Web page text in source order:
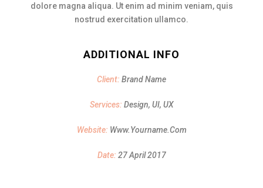
dolore magna aliqua. Ut enim ad minim veniam, quis
nostrud exercitation ullamco.
ADDITIONAL INFO
Client: Brand Name
Services: Design, UI, UX
Website: Www.yourname.com
Date: 27 April 2017